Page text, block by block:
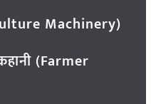
Machinery)
(Farmer